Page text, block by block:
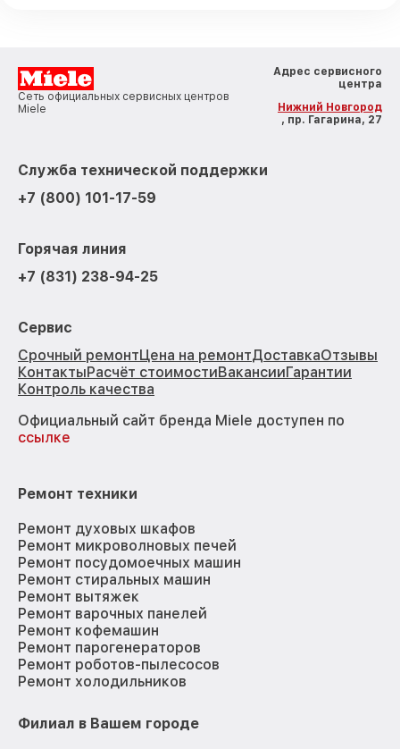
Сеть официальных сервисных центров
Miele
Адрес сервисного
центра
Нижний Новгород
, пр. Гагарина, 27
Служба технической поддержки
+7 (800) 101-17-59
Горячая линия
+7 (831) 238-94-25
Сервис
Срочный ремонтЦена на ремонтДоставкаОтзывы
КонтактыРасчёт стоимостиВакансииГарантии
Контроль качества
Официальный сайт бренда Miele доступен по
ссылке
Ремонт техники
Ремонт духовых шкафов
Ремонт микроволновых печей
Ремонт посудомоечных машин
Ремонт стиральных машин
Ремонт вытяжек
Ремонт варочных панелей
Ремонт кофемашин
Ремонт парогенераторов
Ремонт роботов-пылесосов
Ремонт холодильников
Филиал в Вашем городе